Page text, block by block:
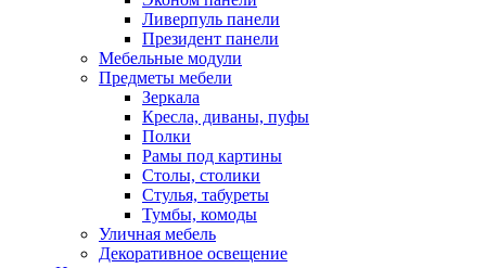
Ливерпуль панели
Президент панели
Мебельные модули
Предметы мебели
Зеркала
Кресла, диваны, пуфы
Полки
Рамы под картины
Столы, столики
Стулья, табуреты
Тумбы, комоды
Уличная мебель
Декоративное освещение